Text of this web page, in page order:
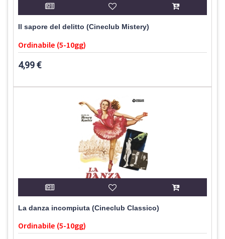
Il sapore del delitto (Cineclub Mistery)
Ordinabile (5-10gg)
4,99 €
La danza incompiuta (Cineclub Classico)
Ordinabile (5-10gg)